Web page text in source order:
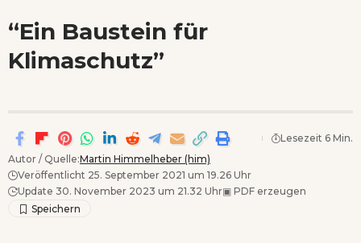
“Ein Baustein für
Klimaschutz”
Autor / Quelle:Martin Himmelheber (him)
Veröffentlicht 25. September 2021 um 19.26 Uhr
Update 30. November 2023 um 21.32 Uhr▣ PDF erzeugen
Lesezeit 6 Min.